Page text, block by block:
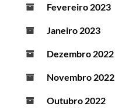
Fevereiro 2023
Janeiro 2023
Dezembro 2022
Novembro 2022
Outubro 2022